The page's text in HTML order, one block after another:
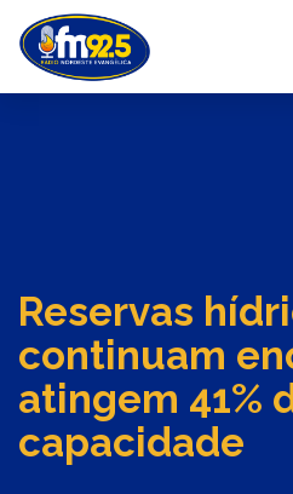
Previous
Reservas
continuam
atingem 41%
capacidade